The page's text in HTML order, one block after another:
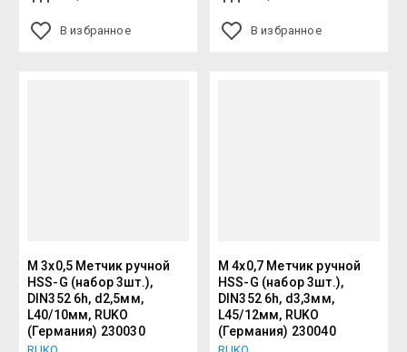
В избранное В избранное
М 3х0,5 Метчик ручной
HSS-G (набор 3шт.),
DIN352 6h, d2,5мм,
L40/10мм, RUKO
(Германия) 230030
М 4х0,7 Метчик ручной
HSS-G (набор 3шт.),
DIN352 6h, d3,3мм,
L45/12мм, RUKO
(Германия) 230040